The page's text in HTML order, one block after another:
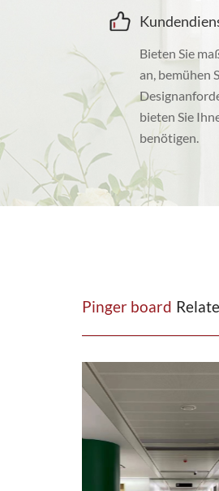
Bieten Sie
an, bemühen
bieten Sie
benötigen.
Pinger board